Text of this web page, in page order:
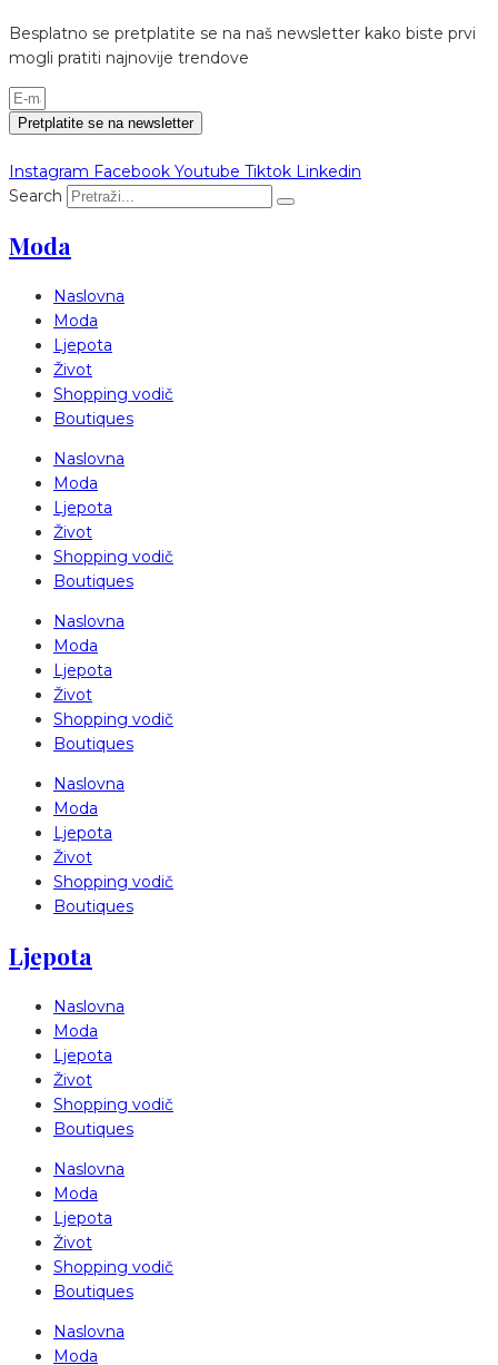
Besplatno se pretplatite se na naš newsletter kako biste prvi
mogli pratiti najnovije trendove
Pretplatite se na newsletter
Instagram Facebook Youtube Tiktok Linkedin
Search
Moda
Naslovna
Moda
Ljepota
Život
Shopping vodič
Boutiques
Naslovna
Moda
Ljepota
Život
Shopping vodič
Boutiques
Naslovna
Moda
Ljepota
Život
Shopping vodič
Boutiques
Naslovna
Moda
Ljepota
Život
Shopping vodič
Boutiques
Ljepota
Naslovna
Moda
Ljepota
Život
Shopping vodič
Boutiques
Naslovna
Moda
Ljepota
Život
Shopping vodič
Boutiques
Naslovna
Moda